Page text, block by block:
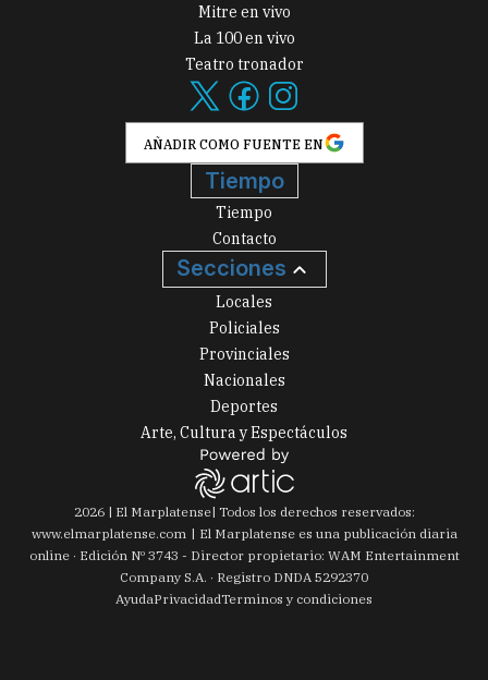
Mitre en vivo
La 100 en vivo
Teatro tronador
AÑADIR COMO FUENTE EN
Tiempo
Tiempo
Contacto
Secciones
Locales
Policiales
Provinciales
Nacionales
Deportes
Arte, Cultura y Espectáculos
2026| El Marplatense| Todos los derechos reservados:
www.elmarplatense.com
El Marplatense es una publicación diaria
online · Edición Nº 3743 - Director propietario: WAM Entertainment
Company S.A. · Registro DNDA 5292370
AyudaPrivacidadTerminos y condiciones